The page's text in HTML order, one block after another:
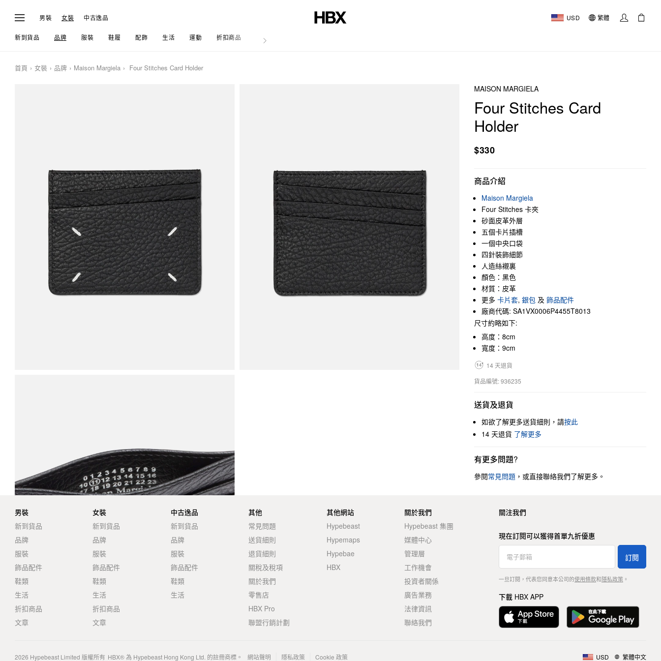
男裝 女裝 中古逸品 USD 繁體
新到貨品 品牌 服裝 鞋履 配飾 生活 運動 折扣商品 文章
首頁 女裝 品牌 Maison Margiela Four Stitches Card Holder
MAISON MARGIELA
Four Stitches Card
Holder
$330
商品介紹
Maison Margiela
Four Stitches 卡夾
砂面皮革外層
五個卡片插槽
一個中央口袋
四針裝飾細節
人造絲襯裏
顏色：黑色
材質：皮革
更多 卡片套, 銀包 及 飾品配件
廠商代碼: SA1VX0006P4455T8013
尺寸約略如下:
高度：8cm
寬度：9cm
14 天退貨
貨品編號: 936235
送貨及退貨
如欲了解更多送貨細則，請按此
14 天退貨 了解更多
有更多問題?
參閱常見問題 ，或直接聯絡我們了解更多。
男裝
新到貨品
品牌
服裝
飾品配件
鞋類
生活
折扣商品
文章
女裝
新到貨品
品牌
服裝
飾品配件
鞋類
生活
折扣商品
文章
中古逸品
新到貨品
品牌
服裝
飾品配件
鞋類
生活
其他
常見問題
送貨細則
退貨細則
關稅及稅項
關於我們
零售店
HBX Pro
聯盟行銷計劃
其他網站
Hypebeast
Hypemaps
Hypebae
HBX
關於我們
Hypebeast 集團
媒體中心
管理層
工作機會
投資者關係
廣告業務
法律資訊
聯絡我們
關注我們
現在訂閱可以獲得首單九折優惠
訂閱
一旦訂閱，代表您同意本公司的使用條款和隱私政策。
下載 HBX APP
2026 Hypebeast Limited 版權所有 HBX® 為 Hypebeast Hong Kong Ltd. 的註冊商標。 網站聲明 隱私政策 Cookie 政策 USD 繁體中文